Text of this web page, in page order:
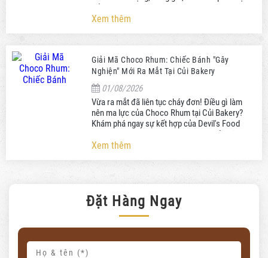
Củi Bakery.
Xem thêm
Giải Mã Choco Rhum: Chiếc Bánh "Gây
Nghiện" Mới Ra Mắt Tại Củi Bakery
01/08/2026
Vừa ra mắt đã liên tục cháy đơn! Điều gì làm
nên ma lực của Choco Rhum tại Củi Bakery?
Khám phá ngay sự kết hợp của Devil's Food
Cake và rượu Rhum. Đặt bánh ngay kẻo lỡ!
Xem thêm
Đặt Hàng Ngay